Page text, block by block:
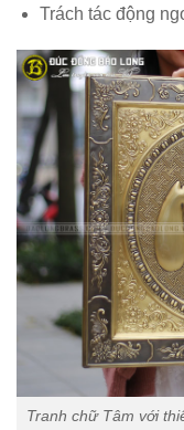
Trách tác động
Tranh chữ Tâm với